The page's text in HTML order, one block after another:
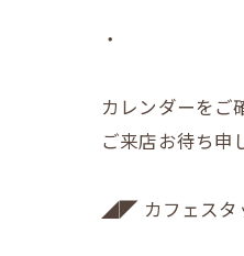
・
カレンダーをご
ご来店お待ち申
◢◤ カフェス